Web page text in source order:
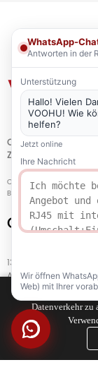
QUALITÄT
ZERTIFIZIERUNG
Copyright © 2021-2026
Beliebte Produkte-
Connect with
13. Stock, Gebäude
Avenue, Bezirk
TEL +86 133 5804
TEL
+86 180 2130
E-MAIL
Wir verwenden
Datenverkehr zu
WhatsApp-
Antworten in der
Unterstützung
Hallo! Vielen
VOOHU! Wie
helfen?
Jetzt online
Ihre Nachricht
Wir öffnen
Web) mit Ihrer